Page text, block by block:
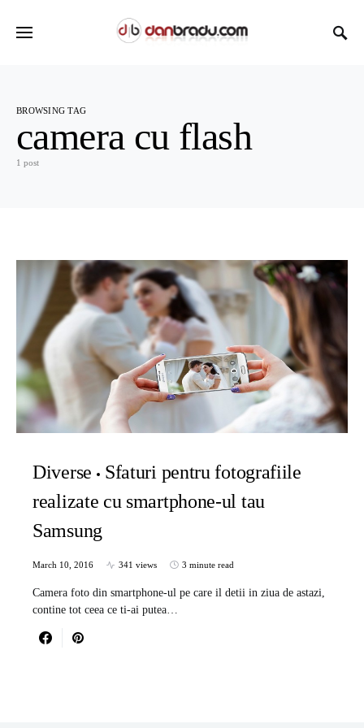
BROWSING TAG
camera cu flash
1 post
Diverse
Sfaturi pentru fotografiile
realizate cu smartphone-ul tau
Samsung
March 10, 2016 341 views 3 minute read
Camera foto din smartphone-ul pe care il detii in ziua de astazi,
contine tot ceea ce ti-ai putea…